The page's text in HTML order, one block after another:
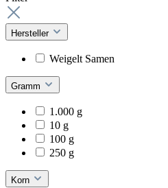
Hersteller
Weigelt Samen
Gramm
1.000 g
10 g
100 g
250 g
Korn